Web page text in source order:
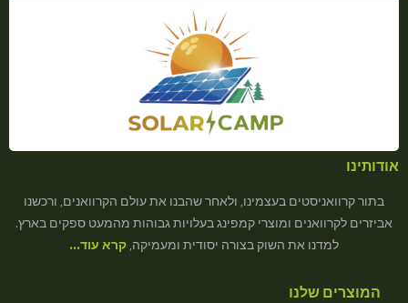
אודותינו
בתור קרוואניסטים בעצמינו, ולאחר שהבנו את עולם הקרוואנים, ורכשנו
אביזרים לקרוואנים ומוצרי קמפינג בעלויות גבוהות מהמעט ספקים בארץ.
למדנו את השוק בצורה יסודית ומעמיקה, קרא עוד…
המוצרים שלנו